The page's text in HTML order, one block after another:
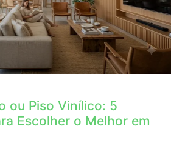
ou Piso Vinílico: 5
Escolher o Melhor em